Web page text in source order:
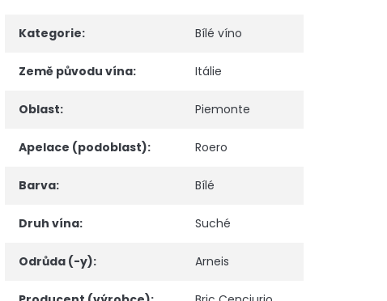
Kategorie: Bílé víno
Země původu vína: Itálie
Oblast: Piemonte
Apelace (podoblast): Roero
Barva: Bílé
Druh vína: Suché
Odrůda (-y): Arneis